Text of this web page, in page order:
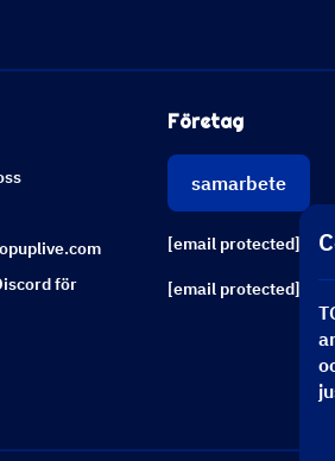
för
Företag
samarbete
[email protected]
[email protected]